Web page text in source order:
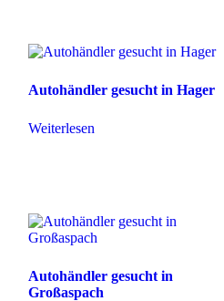
Autohändler gesucht in Hager
Weiterlesen
Autohändler gesucht in
Großaspach